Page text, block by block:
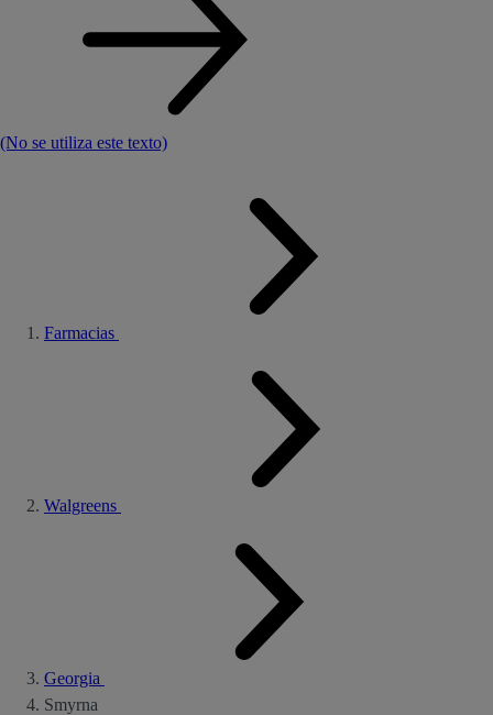
(No se utiliza este texto)
Farmacias
Walgreens
Georgia
Smyrna